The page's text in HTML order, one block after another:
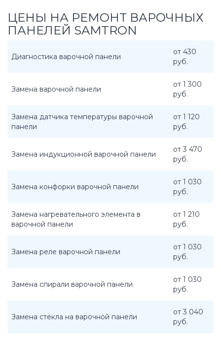
ЦЕНЫ НА РЕМОНТ ВАРОЧНЫХ
ПАНЕЛЕЙ SAMTRON
Диагностика варочной панели
от 430
руб.
Замена варочной панели
от 1 300
руб.
Замена датчика температуры варочной
панели
от 1 120
руб.
Замена индукционной варочной панели
от 3 470
руб.
Замена конфорки варочной панели
от 1 030
руб.
Замена нагревательного элемента в
варочной панели
от 1 210
руб.
Замена реле варочной панели
от 1 030
руб.
Замена спирали варочной панели
от 1 030
руб.
Замена стекла на варочной панели
от 3 040
руб.